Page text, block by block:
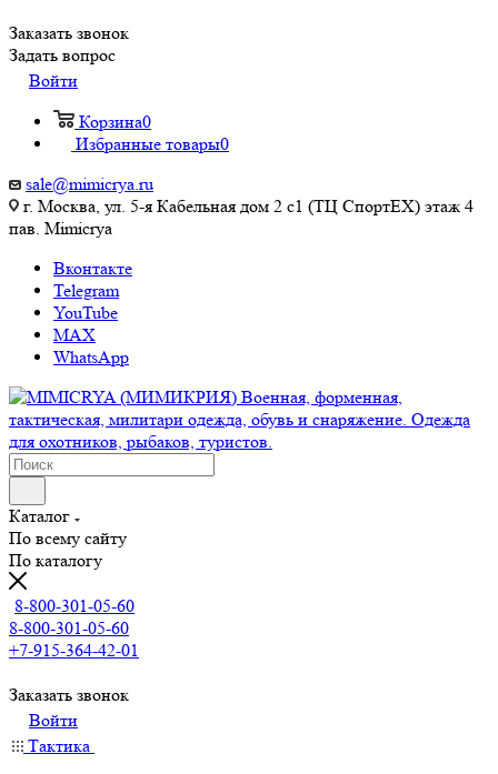
Заказать звонок
Задать вопрос
Войти
Корзина0
Избранные товары0
sale@mimicrya.ru
г. Москва, ул. 5-я Кабельная дом 2 с1 (ТЦ СпортEX) этаж 4
пав. Mimicrya
Вконтакте
Telegram
YouTube
MAX
WhatsApp
Каталог
По всему сайту
По каталогу
8-800-301-05-60
8-800-301-05-60
+7-915-364-42-01
Заказать звонок
Войти
Тактика